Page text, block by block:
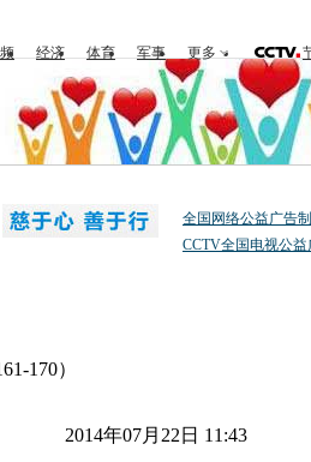
经济 体育 军事 更多
全国网络公益广告
CCTV全国电视公
170）
2014年07月22日 11:43